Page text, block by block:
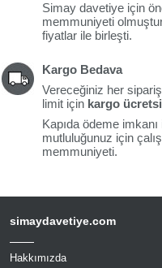
Simay davetiye için
memmuniyeti
fiyatlar ile birleşti.
Kargo Bedava
Vereceğiniz her
limit için kargo
Kapıda ödeme
mutluluğunuz için
memmuniyeti.
simaydavetiye.com
Hakkımızda